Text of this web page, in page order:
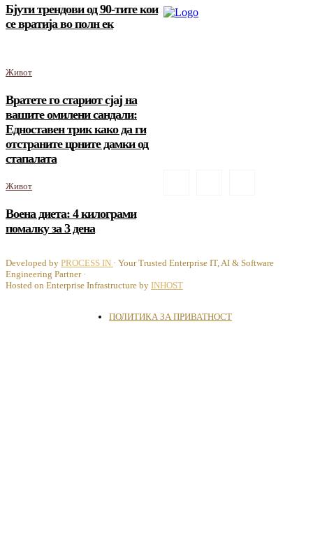
Бјути трендови од 90-тите кои
се вратија во полн ек
Живот
Вратете го стариот сјај на
вашите омилени сандали:
Едноставен трик како да ги
отстраните црните дамки од
стапалата
Живот
Воена диета: 4 килограми
помалку за 3 дена
Developed by PROCESS IN · Your Trusted Enterprise IT, AI & Software
Engineering Partner ·
Hosted on Enterprise Infrastructure by INHOST
ПОЛИТИКА ЗА ПРИВАТНОСТ